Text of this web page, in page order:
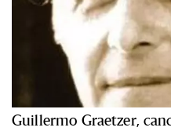
Guillermo Graetzer,